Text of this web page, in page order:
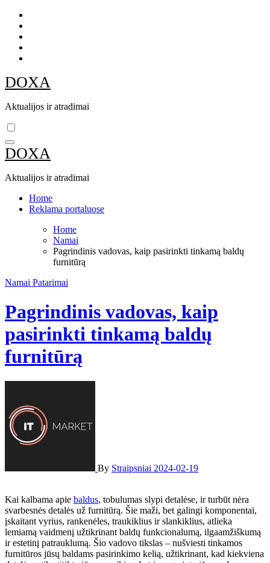
Skip
content
DOXA
Aktualijos ir atradimai
DOXA
Aktualijos ir atradimai
Home
Reklama portaluose
Home
Namai
Pagrindinis vadovas, kaip pasirinkti tinkamą baldų
furnitūrą
Namai Patarimai
Pagrindinis vadovas, kaip
pasirinkti tinkamą baldų
furnitūrą
By Straipsniai 2024-02-19
Kai kalbama apie baldus, tobulumas slypi detalėse, ir turbūt nėra
svarbesnės detalės už furnitūrą. Šie maži, bet galingi komponentai,
įskaitant vyrius, rankenėles, traukiklius ir slankiklius, atlieka
lemiamą vaidmenį užtikrinant baldų funkcionalumą, ilgaamžiškumą
ir estetinį patrauklumą. Šio vadovo tikslas – nušviesti tinkamos
furnitūros jūsų baldams pasirinkimo kelią, užtikrinant, kad kiekviena